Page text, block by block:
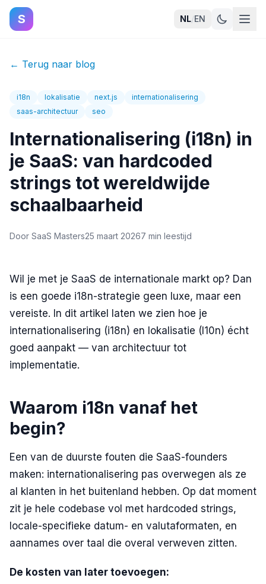
S NL/EN
← Terug naar blog
i18n lokalisatie next.js
internationalisering
saas-architectuur
seo
Internationalisering (i18n) in
je SaaS: van hardcoded
strings tot wereldwijde
schaalbaarheid
Door SaaS Masters25 maart 20267 min leestijd
Wil je met je SaaS de internationale markt op? Dan
is een goede i18n-strategie geen luxe, maar een
vereiste. In dit artikel laten we zien hoe je
internationalisering (i18n) en lokalisatie (l10n) écht
goed aanpakt — van architectuur tot
implementatie.
Waarom i18n vanaf het
begin?
Een van de duurste fouten die SaaS-founders
maken: internationalisering pas overwegen als ze
al klanten in het buitenland hebben. Op dat moment
zit je hele codebase vol met hardcoded strings,
locale-specifieke datum- en valutaformaten, en
aannames over taal die overal verweven zitten.
De kosten van later toevoegen: